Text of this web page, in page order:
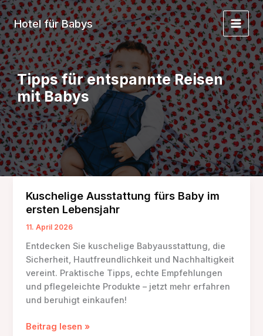
Zum
Inhalt
springen
Hotel für Babys
Tipps für entspannte Reisen
mit Babys
Kuschelige Ausstattung fürs Baby im
ersten Lebensjahr
11. April 2026
Entdecken Sie kuschelige Babyausstattung, die
Sicherheit, Hautfreundlichkeit und Nachhaltigkeit
vereint. Praktische Tipps, echte Empfehlungen
und pflegeleichte Produkte – jetzt mehr erfahren
und beruhigt einkaufen!
Kuschelige
Beitrag lesen »